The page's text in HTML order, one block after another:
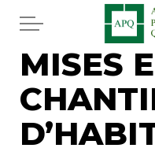
Aller au
Accueil
Services
MISES